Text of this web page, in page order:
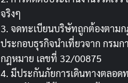
จริงๆ
3. จดทะเบียนบริษัทถูกต้องตาม
ประกอบธุรกิจนำเที่ยวจาก กรมก
กฎหมาย เลขที่ 32/00875
4. มีประกันภัยการเดินทางตลอด